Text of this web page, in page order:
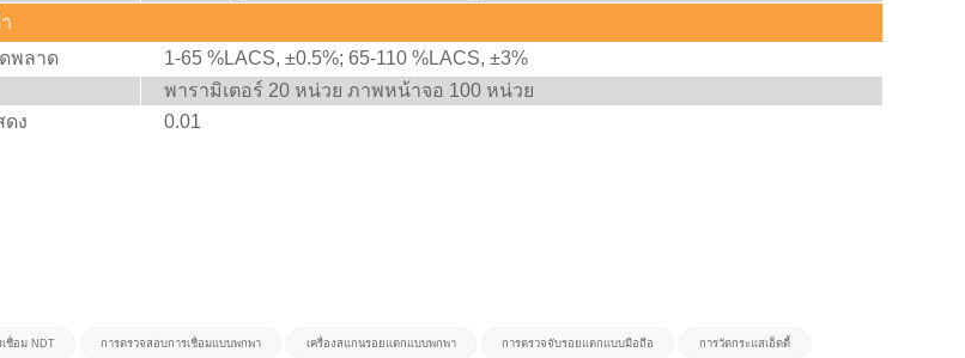
พลาด
1-65 %LACS, ±0.5%; 65-110 %LACS, ±3%
พารามิเตอร์ 20 หน่วย ภาพหน้าจอ 100 หน่วย
ง
0.01
ชื่อม NDT การตรวจสอบการเชื่อมแบบพกพา เครื่องสแกนรอยแตกแบบพกพา การตรวจจับรอยแตกแบบมือถือ การวัดกระแสเอ็ดดี้